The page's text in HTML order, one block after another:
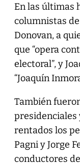
En las últimas
columnistas
Donovan, a
que “opera
electoral”, y
“Joaquín
También
presidenciales
rentados los
Pagni y Jorge
conductores